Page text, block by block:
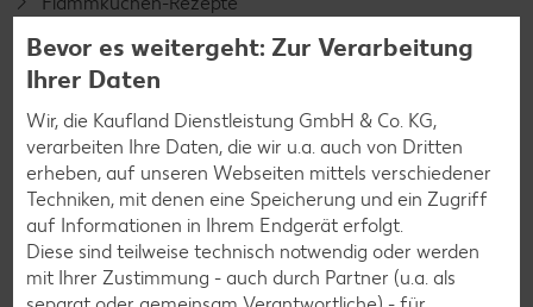
Frühstücksrezepte
Salat-Rezepte
Spargel-Rezepte
Fleisch-Rezepte
Fisch-Rezepte
Geflügel-Rezepte
Bevor es weitergeht: Zur Verarbeitung
Ihrer Daten
Wir, die Kaufland Dienstleistung GmbH & Co. KG,
verarbeiten Ihre Daten, die wir u.a. auch von Dritten
erheben, auf unseren Webseiten mittels verschiedener
Techniken, mit denen eine Speicherung und ein Zugriff
auf Informationen in Ihrem Endgerät erfolgt.
Diese sind teilweise technisch notwendig oder werden
mit Ihrer Zustimmung - auch durch Partner (u.a. als